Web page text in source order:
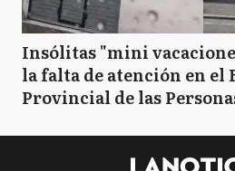
Insólitas "mini
la falta de atención en el
Provincial de las